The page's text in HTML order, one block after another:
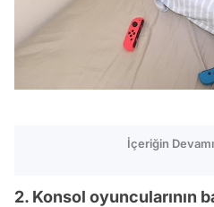
İçeriğin
2. Konsol oyuncularının